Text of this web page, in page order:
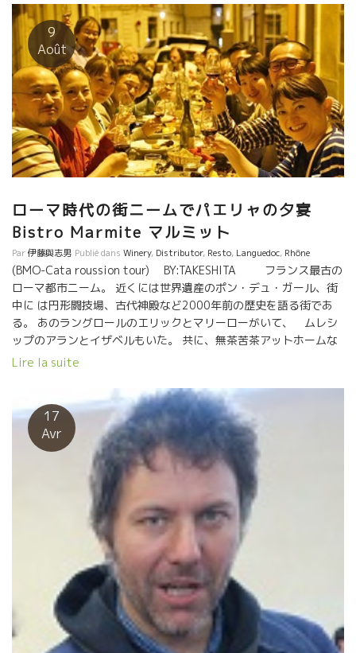
ブルイィ、ブルゴーニュ、ボーヌ. 昼は醸造元で家庭料理をご馳走
になり。夜は各地のワイン・ビストロでの楽しい交流の食事。 そ
こで、訪問した蔵のワインを食べながらの試飲。 日本の販売現場
で頑張っている素晴らしい人達との出逢いは感動でした。何とい
う幸せな事だろう。 また、詳しくレポートいたします。 そ
れ以降はボジョレ、ブルゴーニュの蔵元の収穫に立ち会う一週間
が続いた。 2018年のミレジム情報もおってレポートいたします。
朝から晩まで飲みっぱなし２週間は、流石に体にこたえる。 体を
鍛え直さないといけない。消化器官が危ない。
9
Août
ローマ時代の街ニームでパエリャの夕宴
Bistro Marmite マルミット
Par伊藤與志男 Publié dans Winery, Distributor, Resto, Languedoc, Rhône
(BMO-Cata roussion tour) BY:TAKESHITA フランス最古の
ローマ都市ニーム。 近くには世界遺産のポン・デュ・ガール、街
中に は円形闘技場、古代神殿など2000年前の歴史を語る街であ
る。 あのラングロールのエリックとマリーローがいて、 ムレシ
ップのアランとイザベルもいた。 共に、無茶苦茶アットホームな
自然派ワインを楽しめるビストロ、マルミットでパエリヤパーテ
パエリヤで、みなさんエネルギー充填！ ニームいいとこ。 これか
らニーム泊増えそうです。 Nîmes, Dîner Paella chez Bistro
Marmite écrit par Takeshita Nîmes, une ville romaine
connue pour les patrimoines Pont du Gard, les Arènes, La
Maison Carrée… C’est une ville historique depuis plus de
2000 ans. Marmite, bistro hyper familier avec le vin nature
!! Eric et Marie-lo de l’Anglore, Alain et Isabelle de
Mouressipe, BMO et CPV font la fête de Paella chez
Marmite. Si vous aimez le riz, c’est une occasion
extraordinaire! Vous allez vous régaler!! Avec un bon vin et
Paella, vous êtes comblés de joie!! J’adore Nîmes!! J’y
reviens plus souvent!!
Lire la suite
17
Avr